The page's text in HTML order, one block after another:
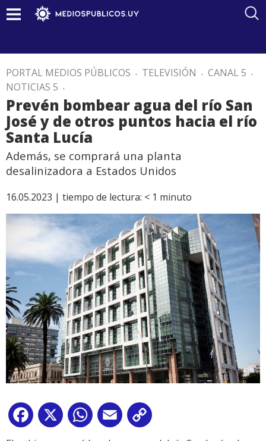
PORTAL MEDIOS PÚBLICOS . TELEVISIÓN . CANAL 5 .
NOTICIAS 5 .
Prevén bombear agua del río San
José y de otros puntos hacia el río
Santa Lucía
Además, se comprará una planta
desalinizadora a Estados Unidos
16.05.2023 | tiempo de lectura: < 1 minuto
Facebook
X WhatsApp
Email